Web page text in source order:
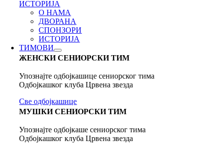
ИСТОРИЈА
О НАМА
ДВОРАНА
СПОНЗОРИ
ИСТОРИЈА
ТИМОВИ
ЖЕНСКИ СЕНИОРСКИ ТИМ
Упознајте одбојкашице сениорског тима
Одбојкашког клуба Црвена звезда
Све одбојкашице
МУШКИ СЕНИОРСКИ ТИМ
Упознајте одбојкаше сениорског тима
Одбојкашког клуба Црвена звезда